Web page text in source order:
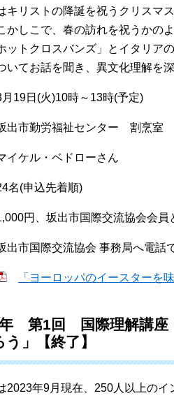
キリストの降誕を祝うクリスマ
かしこで、春の訪れを祝うかの
ットクロスバンズ」とイタリア
いてお話を聞き、異文化理解を深
19日(火)10時～13時(予定)
市勤労福祉センター 割烹室
ケル・ベドローさん
(申込先着順)
円、坂出市国際交流協会会員
市国際交流協会 事務局へ電話
「ヨーロッパのイースターを
第1回 国際理解講座
う」【終了】
年9月現在、250人以上のイ